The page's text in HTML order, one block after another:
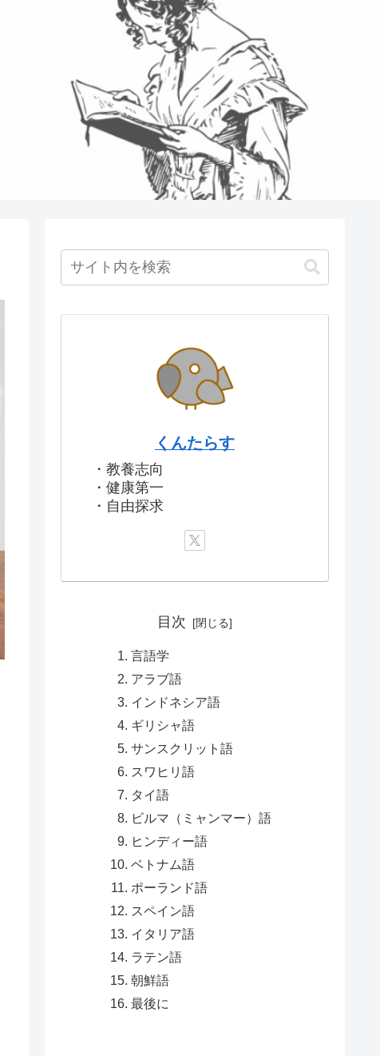
くんたらす
・教養志向
・健康第一
・自由探求
目次
言語学
アラブ語
インドネシア語
ギリシャ語
サンスクリット語
スワヒリ語
タイ語
ビルマ（ミャンマー）語
ヒンディー語
ベトナム語
ポーランド語
スペイン語
イタリア語
ラテン語
朝鮮語
最後に